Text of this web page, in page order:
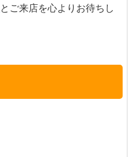
とご来店を心よりお待ちし